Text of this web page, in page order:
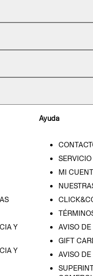
Y
Y
Ayuda
MI
AVISO
GIFT
AVISO